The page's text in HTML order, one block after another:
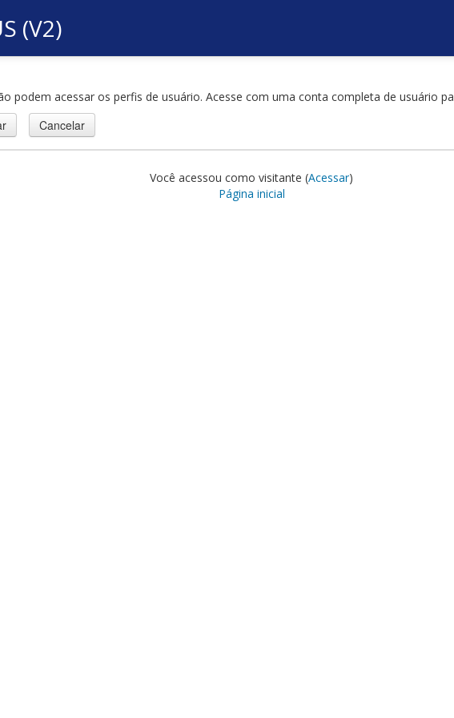
(V2)
podem acessar os perfis de usuário. Acesse com uma conta completa de usuário
Você acessou como visitante (Acessar)
Página inicial